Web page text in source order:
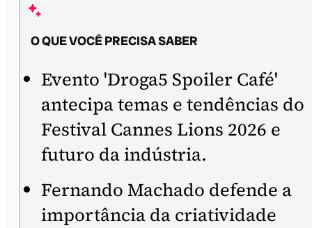
O QUE VOCÊ PRECISA SABER
Evento 'Droga5 Spoiler Café'
antecipa temas e tendências do
Festival Cannes Lions 2026 e
futuro da indústria.
Fernando Machado defende a
importância da criatividade